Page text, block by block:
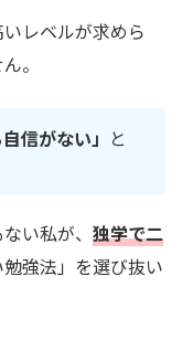
レベルが求めら
。
信がない」 と
い私が、 独学で二
強法」を選び抜い